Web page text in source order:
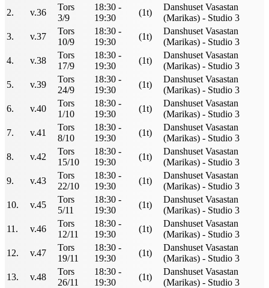
2.
v.36
Tors
3/9
18:30 -
19:30
(1t)
Danshuset Vasastan
(Marikas) - Studio 3
3.
v.37
Tors
10/9
18:30 -
19:30
(1t)
Danshuset Vasastan
(Marikas) - Studio 3
4.
v.38
Tors
17/9
18:30 -
19:30
(1t)
Danshuset Vasastan
(Marikas) - Studio 3
5.
v.39
Tors
24/9
18:30 -
19:30
(1t)
Danshuset Vasastan
(Marikas) - Studio 3
6.
v.40
Tors
1/10
18:30 -
19:30
(1t)
Danshuset Vasastan
(Marikas) - Studio 3
7.
v.41
Tors
8/10
18:30 -
19:30
(1t)
Danshuset Vasastan
(Marikas) - Studio 3
8.
v.42
Tors
15/10
18:30 -
19:30
(1t)
Danshuset Vasastan
(Marikas) - Studio 3
9.
v.43
Tors
22/10
18:30 -
19:30
(1t)
Danshuset Vasastan
(Marikas) - Studio 3
10.
v.45
Tors
5/11
18:30 -
19:30
(1t)
Danshuset Vasastan
(Marikas) - Studio 3
11.
v.46
Tors
12/11
18:30 -
19:30
(1t)
Danshuset Vasastan
(Marikas) - Studio 3
12.
v.47
Tors
19/11
18:30 -
19:30
(1t)
Danshuset Vasastan
(Marikas) - Studio 3
13.
v.48
Tors
26/11
18:30 -
19:30
(1t)
Danshuset Vasastan
(Marikas) - Studio 3